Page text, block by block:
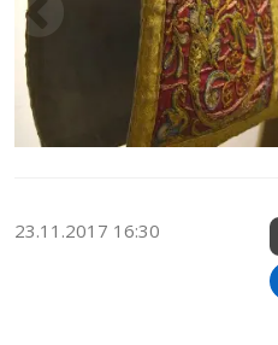
23.11.2017 16:30